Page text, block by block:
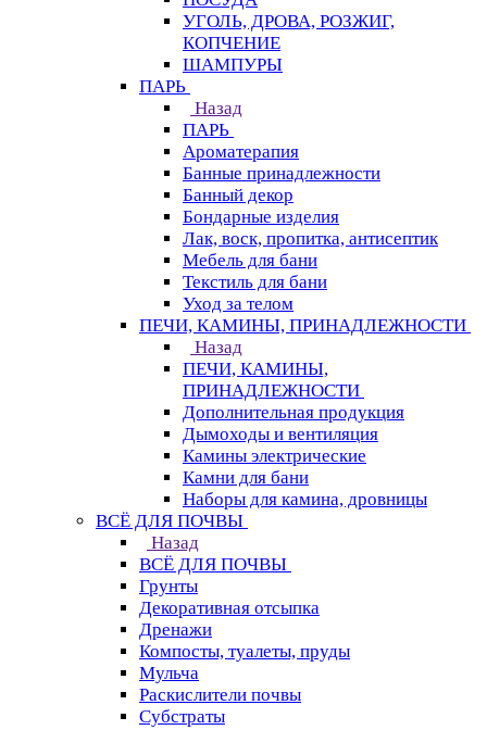
УГОЛЬ, ДРОВА, РОЗЖИГ,
КОПЧЕНИЕ
ШАМПУРЫ
ПАРЬ
Назад
ПАРЬ
Ароматерапия
Банные принадлежности
Банный декор
Бондарные изделия
Лак, воск, пропитка, антисептик
Мебель для бани
Текстиль для бани
Уход за телом
ПЕЧИ, КАМИНЫ, ПРИНАДЛЕЖНОСТИ
Назад
ПЕЧИ, КАМИНЫ,
ПРИНАДЛЕЖНОСТИ
Дополнительная продукция
Дымоходы и вентиляция
Камины электрические
Камни для бани
Наборы для камина, дровницы
ВСЁ ДЛЯ ПОЧВЫ
Назад
ВСЁ ДЛЯ ПОЧВЫ
Грунты
Декоративная отсыпка
Дренажи
Компосты, туалеты, пруды
Мульча
Раскислители почвы
Субстраты